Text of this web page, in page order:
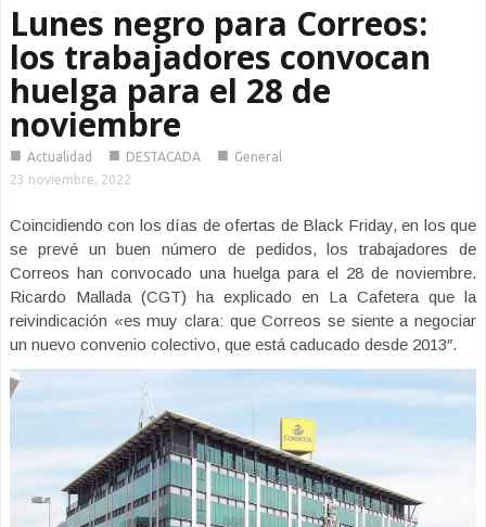
Lunes negro para Correos:
los trabajadores convocan
huelga para el 28 de
noviembre
■ Actualidad ■ DESTACADA ■ General
23 noviembre, 2022
Coincidiendo con los días de ofertas de Black Friday, en los que
se prevé un buen número de pedidos, los trabajadores de
Correos han convocado una huelga para el 28 de noviembre.
Ricardo Mallada (CGT) ha explicado en La Cafetera que la
reivindicación «es muy clara: que Correos se siente a negociar
un nuevo convenio colectivo, que está caducado desde 2013″.